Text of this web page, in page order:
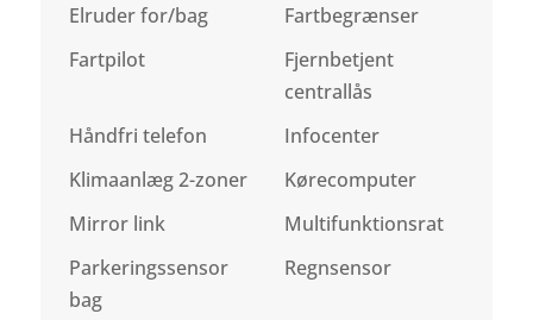
Elruder for/bag
Fartbegrænser
Fartpilot
Fjernbetjent
centrallås
Håndfri telefon
Infocenter
Klimaanlæg 2-zoner
Kørecomputer
Mirror link
Multifunktionsrat
Parkeringssensor
bag
Regnsensor